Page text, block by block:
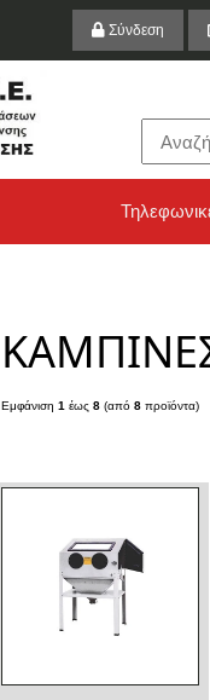
Σύνδεση
Εμφάνιση 1 έως 8(από 8προϊόντα)